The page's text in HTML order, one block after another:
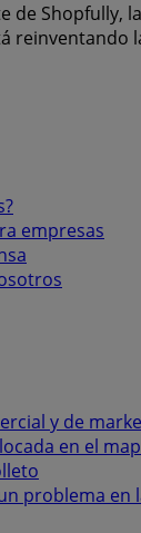
de Shopfully,
reinventando
empresas
y de
en el
problema en